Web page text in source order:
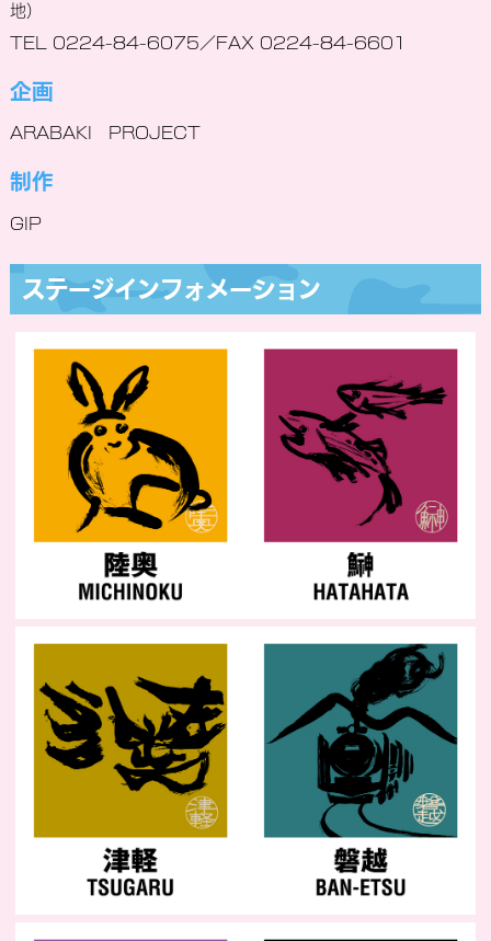
地）
TEL 0224-84-6075／FAX 0224-84-6601
企画
ARABAKI PROJECT
制作
GIP
ステージインフォメーション